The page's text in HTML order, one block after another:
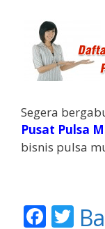
Segera
Pusat Pulsa
bisnis pulsa
F T